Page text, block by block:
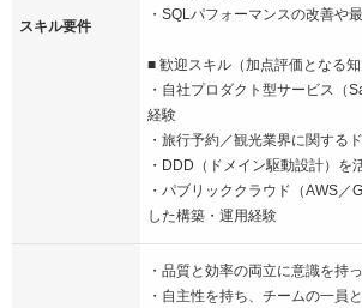
スキル要件
・SQLパフォーマンスの改善や
■ 歓迎スキル（加点評価となる知
・自社プロダクト型サービス（
経験
・旅行予約／観光業界に関する
・DDD（ドメイン駆動設計）を
・パブリッククラウド（AWS／
した構築・運用経験
・品質と効率の両立に意識を持
・自主性を持ち、チームの一員